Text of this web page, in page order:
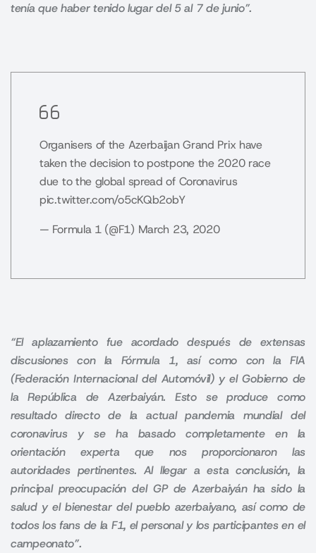
tenía que haber tenido lugar del 5 al 7 de junio”.
Organisers of the Azerbaijan Grand Prix have
taken the decision to postpone the 2020 race
due to the global spread of Coronavirus
pic.twitter.com/o5cKQb2obY
— Formula 1 (@F1) March 23, 2020
“El aplazamiento fue acordado después de extensas
discusiones con la Fórmula 1, así como con la FIA
(Federación Internacional del Automóvil) y el Gobierno de
la República de Azerbaiyán. Esto se produce como
resultado directo de la actual pandemia mundial del
coronavirus y se ha basado completamente en la
orientación experta que nos proporcionaron las
autoridades pertinentes. Al llegar a esta conclusión, la
principal preocupación del GP de Azerbaiyán ha sido la
salud y el bienestar del pueblo azerbaiyano, así como de
todos los fans de la F1, el personal y los participantes en el
campeonato”.